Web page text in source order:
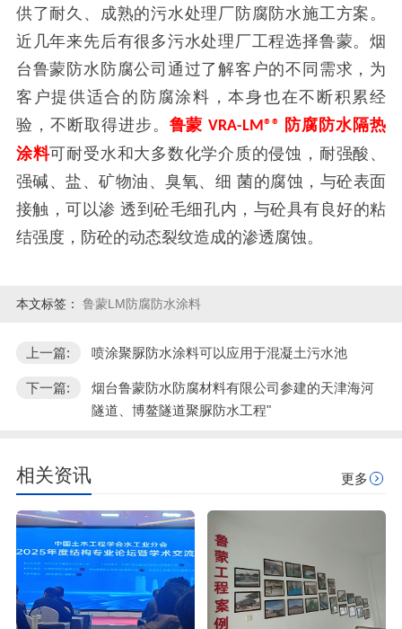
供了耐久、成熟的污水处理厂防腐防水施工方案。
近几年来先后有很多污水处理厂工程选择鲁蒙。烟
台鲁蒙防水防腐公司通过了解客户的不同需求，为
客户提供适合的防腐涂料，本身也在不断积累经
验，不断取得进步。 鲁蒙 VRA-LM®® 防腐防水隔热
涂料可耐受水和大多数化学介质的侵蚀，耐强酸、
强碱、盐、矿物油、臭氧、细 菌的腐蚀，与砼表面
接触，可以渗 透到砼毛细孔内，与砼具有良好的粘
结强度，防砼的动态裂纹造成的渗透腐蚀。
本文标签： 鲁蒙LM防腐防水涂料
上一篇: 喷涂聚脲防水涂料可以应用于混凝土污水池
下一篇:
烟台鲁蒙防水防腐材料有限公司参建的天津海河
隧道、博鳌隧道聚脲防水工程"
相关资讯 更多